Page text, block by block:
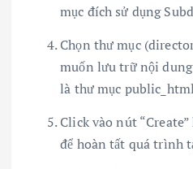
mục đích sử dụng
Chọn thư mục
muốn lưu trữ nội
là thư mục
Click vào nút
để hoàn tất quá trình